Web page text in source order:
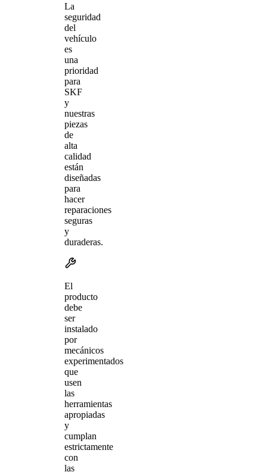
La
seguridad
del
vehículo
es
una
prioridad
para
SKF
y
nuestras
piezas
de
alta
calidad
están
diseñadas
para
hacer
reparaciones
seguras
y
duraderas.
El
producto
debe
ser
instalado
por
mecánicos
experimentados
que
usen
las
herramientas
apropiadas
y
cumplan
estrictamente
con
las